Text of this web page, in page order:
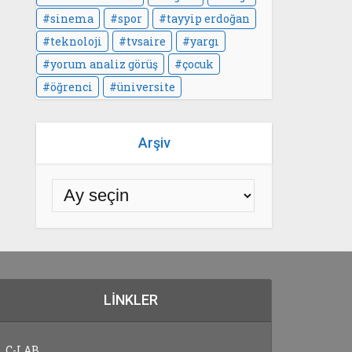
sinema
spor
tayyip erdoğan
teknoloji
tvsaire
yargı
yorum analiz görüş
çocuk
öğrenci
üniversite
Arşiv
LINKLER